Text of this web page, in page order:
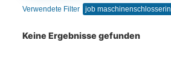
Verwendete Filter job maschinenschlosserin
Keine Ergebnisse gefunden